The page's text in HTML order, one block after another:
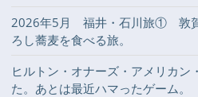
2026年5月 福井・石川旅① 敦賀
ろし蕎麦を食べる旅。
ヒルトン・オナーズ・アメリカン
た。あとは最近ハマったゲーム。